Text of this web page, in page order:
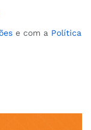
e com a Política